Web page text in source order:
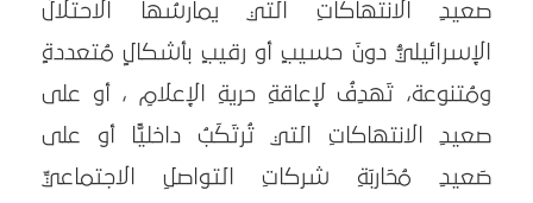
صعيدِ الانتهاكاتِ التي يمارسُها الاحتلالُ
الإسرائيليُّ دونَ حسيبٍ أو رقيبٍ بأشكالٍ مُتعددةٍ
ومُتنوعة، تَهدِفُ لإعاقةِ حريةِ الإعلامِ ، أو على
صعيدِ الانتهاكاتِ التي تُرتَكَبُ داخليًّا أو على
صَعيدِ مُحَاربَةِ شركاتِ التواصلِ الاجتماعيِّ